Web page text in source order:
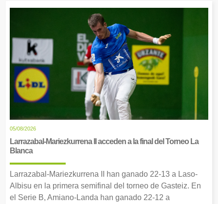
05/08/2026
Larrazabal-Mariezkurrena II acceden a la final del Torneo La
Blanca
Larrazabal-Mariezkurrena II han ganado 22-13 a Laso-
Albisu en la primera semifinal del torneo de Gasteiz. En
el Serie B, Amiano-Landa han ganado 22-12 a